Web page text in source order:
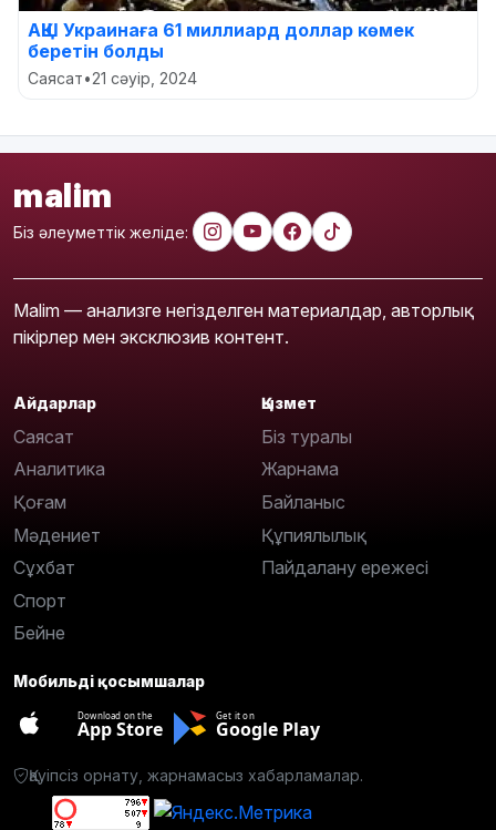
АҚШ Украинаға 61 миллиард доллар көмек
беретін болды
Саясат•21 сәуір, 2024
malim
Біз әлеуметтік желіде:
Malim — анализге негізделген материалдар, авторлық
пікірлер мен эксклюзив контент.
Айдарлар
Саясат
Аналитика
Қоғам
Мәдениет
Сұхбат
Спорт
Бейне
Қызмет
Біз туралы
Жарнама
Байланыс
Құпиялылық
Пайдалану ережесі
Мобильді қосымшалар
Download on the
App Store
Get it on
Google Play
Қауіпсіз орнату, жарнамасыз хабарламалар.